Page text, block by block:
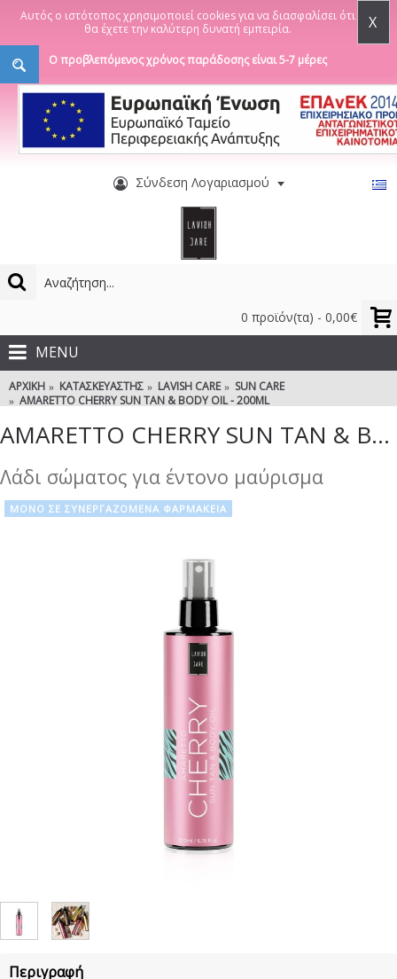
Αυτός ο ιστότοπος χρησιμοποιεί cookies για να διασφαλίσει ότι
θα έχετε την καλύτερη δυνατή εμπειρία.
X
Ο προβλεπόμενος χρόνος παράδοσης είναι 5-7 μέρες
Σύνδεση Λογαριασμού
0 προϊόν(τα) - 0,00€
MENU
ΑΡΧΙΚΉ ΚΑΤΑΣΚΕΥΑΣΤΉΣ LAVISH CARE
SUN CARE
AMARETTO CHERRY SUN TAN & BODY OIL - 200ML
AMARETTO CHERRY SUN TAN & BODY OIL
Λάδι σώματος για έντονο μαύρισμα
ΜΟΝΟ ΣΕ ΣΥΝΕΡΓΑΖΟΜΕΝΑ ΦΑΡΜΑΚΕΙΑ
Περιγραφή